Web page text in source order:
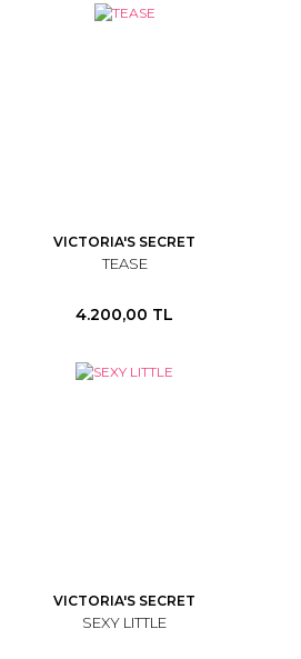
VICTORIA'S SECRET
TEASE
4.200,00 TL
VICTORIA'S SECRET
SEXY LITTLE